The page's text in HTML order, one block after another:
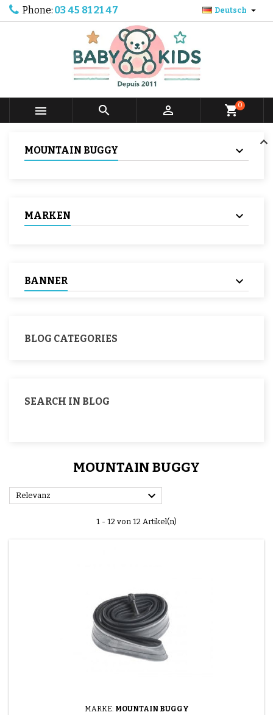
Phone: 03 45 81 21 47 Deutsch 
   shopping_cart0
MOUNTAIN BUGGY
MARKEN
BANNER
BLOG CATEGORIES
SEARCH IN BLOG
MOUNTAIN BUGGY
Relevanz 
1 - 12 von 12 Artikel(n)
MARKE: MOUNTAIN BUGGY